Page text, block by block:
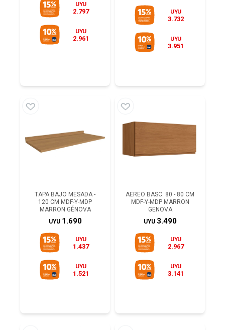
UYU
2.797
UYU
2.961
UYU
3.732
UYU
3.951
TAPA BAJO MESADA -
120 CM MDF-Y-MDP
MARRON GÉNOVA
UYU 1.690
UYU
1.437
UYU
1.521
AEREO BASC. 80 - 80 CM
MDF-Y-MDP MARRON
GENOVA
UYU 3.490
UYU
2.967
UYU
3.141